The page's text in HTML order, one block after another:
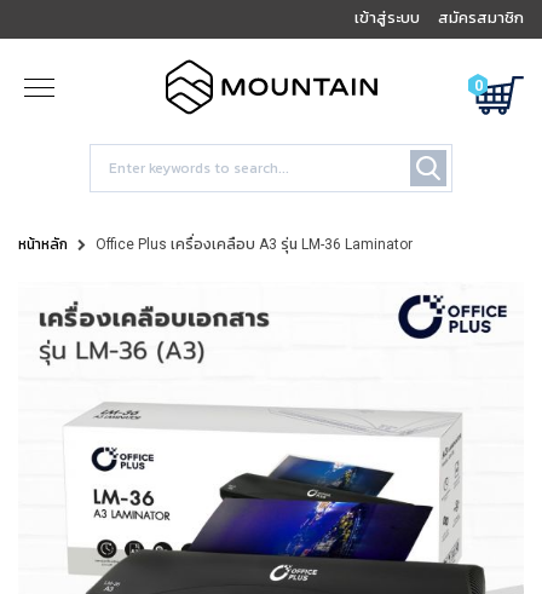
เข้าสู่ระบบ สมัครสมาชิก
0
หน้าหลัก Office Plus เครื่องเคลือบ A3 รุ่น LM-36 Laminator